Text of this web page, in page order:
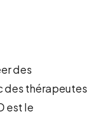
des
des thérapeutes
est le